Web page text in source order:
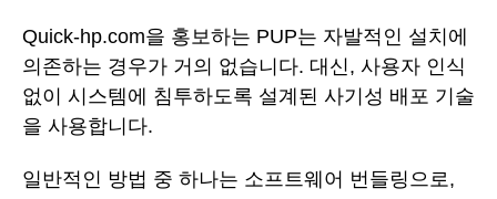
Quick-hp.com을 홍보하는 PUP는 자발적인 설치에
의존하는 경우가 거의 없습니다. 대신, 사용자 인식
없이 시스템에 침투하도록 설계된 사기성 배포 기술
을 사용합니다.
일반적인 방법 중 하나는 소프트웨어 번들링으로,